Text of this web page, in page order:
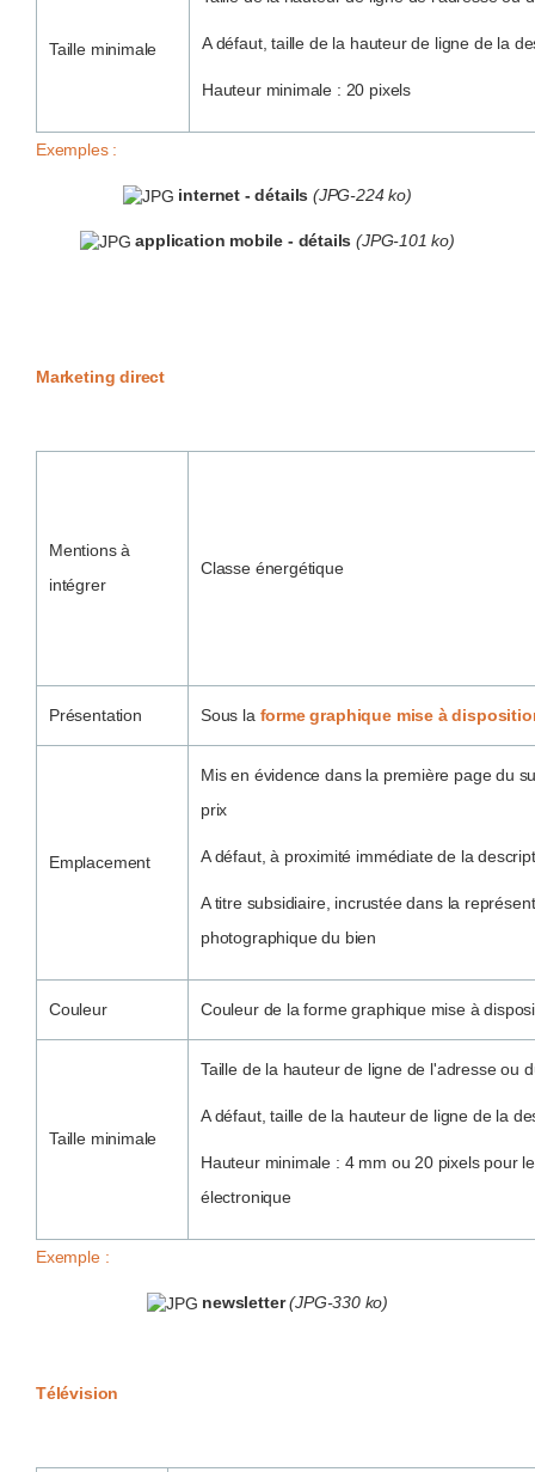
Taille minimale A défaut, taille de la hauteur de ligne de la
Hauteur minimale : 20 pixels
Exemples :
internet - détails (JPG-224 ko)
application mobile - détails (JPG-101 ko)
Marketing direct
Mentions à
intégrer
Classe énergétique
Présentation Sous la forme graphique mise à
Emplacement
Mis en évidence dans la première page du
prix
A défaut, à proximité immédiate de la
A titre subsidiaire, incrustée dans la
photographique du bien
Couleur Couleur de la forme graphique mise à
Taille minimale
Taille de la hauteur de ligne de l'adresse ou
A défaut, taille de la hauteur de ligne de la
Hauteur minimale : 4 mm ou 20 pixels pour
électronique
Exemple :
newsletter(JPG-330 ko)
Télévision